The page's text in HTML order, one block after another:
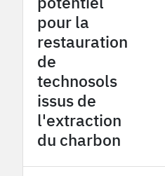
pour la
restauration
de
technosols
issus de
l'extraction
du charbon